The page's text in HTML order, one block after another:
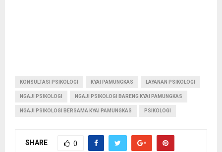
KONSULTASI PSIKOLOGI KYAI PAMUNGKAS LAYANAN PSIKOLOGI
NGAJI PSIKOLOGI NGAJI PSIKOLOGI BARENG KYAI PAMUNGKAS
NGAJI PSIKOLOGI BERSAMA KYAI PAMUNGKAS PSIKOLOGI
SHARE 0